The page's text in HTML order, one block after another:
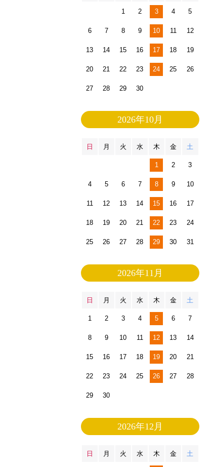
1 2 3 4 5
6 7 8 9 10 11 12
13 14 15 16 17 18 19
20 21 22 23 24 25 26
27 28 29 30
2026年10月
日 月 火 水 木 金 土
1 2 3
4 5 6 7 8 9 10
11 12 13 14 15 16 17
18 19 20 21 22 23 24
25 26 27 28 29 30 31
2026年11月
日 月 火 水 木 金 土
1 2 3 4 5 6 7
8 9 10 11 12 13 14
15 16 17 18 19 20 21
22 23 24 25 26 27 28
29 30
2026年12月
日 月 火 水 木 金 土